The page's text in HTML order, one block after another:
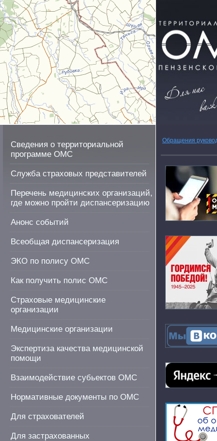
Сведения о территориальной
программе ОМС
Служба страховых представителей
Перечень медицинских организаций,
где можно пройти диспансеризацию
Анонс событий
Всеобщая диспансеризация
ЭКО по полису ОМС
Как получить полис ОМС
Страховые медицинские
организации
Медицинские организации
Экспертиза качества медицинской
помощи
Взаимодействие субьектов ОМС
Нормативные документы по ОМС
Для страхователей
Для застрахованных
Обращения